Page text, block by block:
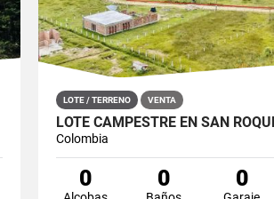
LOTE / TERRENO VENTA
Colombia
0 0 0